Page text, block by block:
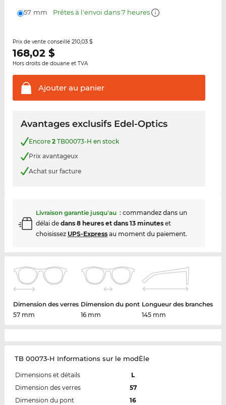
57 mm Prêtes à l'envoi dans 7 heures
Prix de vente conseillé 210,03 $
168,02$
Hors droits de douane et TVA
Ajouter au panier
Avantages exclusifs Edel-Optics
Encore 2TB00073-H en stock
Prix avantageux
Achat sur facture
Livraison garantie jusqu'au : commandez dans un
délai de dans 8 heures et dans 13 minuteset
choisissez UPS-Expressau moment du paiement.
Dimension des verres
57 mm
Dimension du pont
16 mm
Longueur des branches
145 mm
TB 00073-H Informations sur le modÈle
Dimensions et détails
L
Dimension des verres
57
Dimension du pont
16